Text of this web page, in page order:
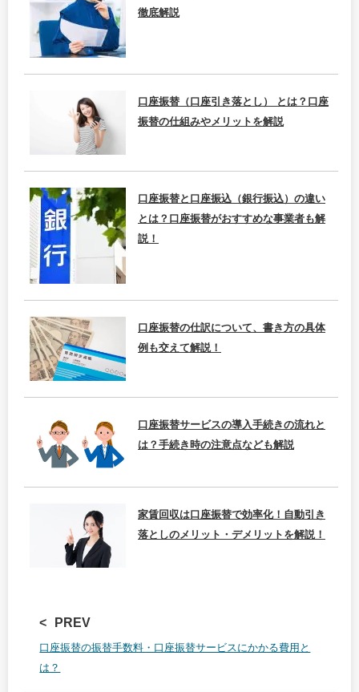
徹底解説
口座振替（口座引き落とし） とは？口座
振替の仕組みやメリットを解説
口座振替と口座振込（銀行振込）の違い
とは？口座振替がおすすめな事業者も解
説！
口座振替の仕訳について、書き方の具体
例も交えて解説！
口座振替サービスの導入手続きの流れと
は？手続き時の注意点なども解説
家賃回収は口座振替で効率化！自動引き
落としのメリット・デメリットを解説！
PREV
口座振替の振替手数料・口座振替サービスにかかる費用と
は？